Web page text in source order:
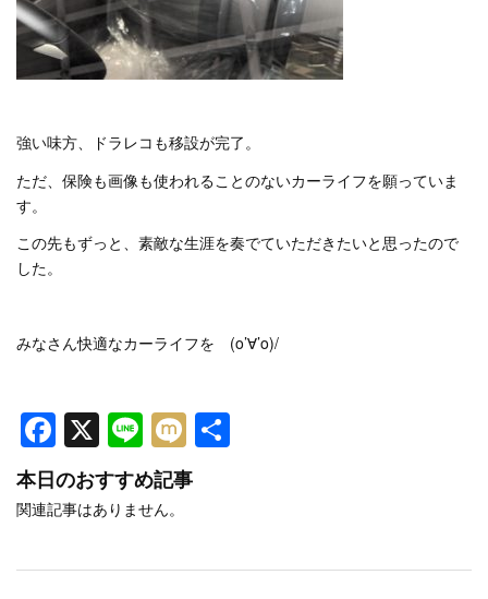
強い味方、ドラレコも移設が完了。
ただ、保険も画像も使われることのないカーライフを願っていま
す。
この先もずっと、素敵な生涯を奏でていただきたいと思ったので
した。
みなさん快適なカーライフを (o’∀’o)/
Facebook
X LineMixi
本日のおすすめ記事
関連記事はありません。